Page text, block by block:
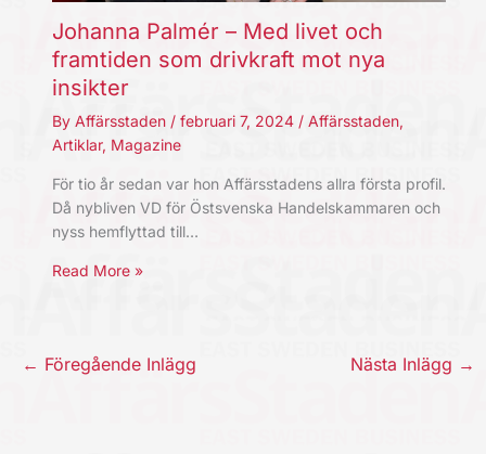
Johanna Palmér – Med livet och
framtiden som drivkraft mot nya
insikter
By Affärsstaden / februari 7, 2024 / Affärsstaden,
Artiklar, Magazine
För tio år sedan var hon Affärsstadens allra första profil.
Då nybliven VD för Östsvenska Handelskammaren och
nyss hemflyttad till…
Read More »
← Föregående Inlägg Nästa Inlägg →